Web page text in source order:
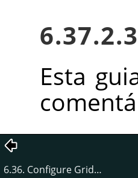
Esta
6.36. Configure Grid…